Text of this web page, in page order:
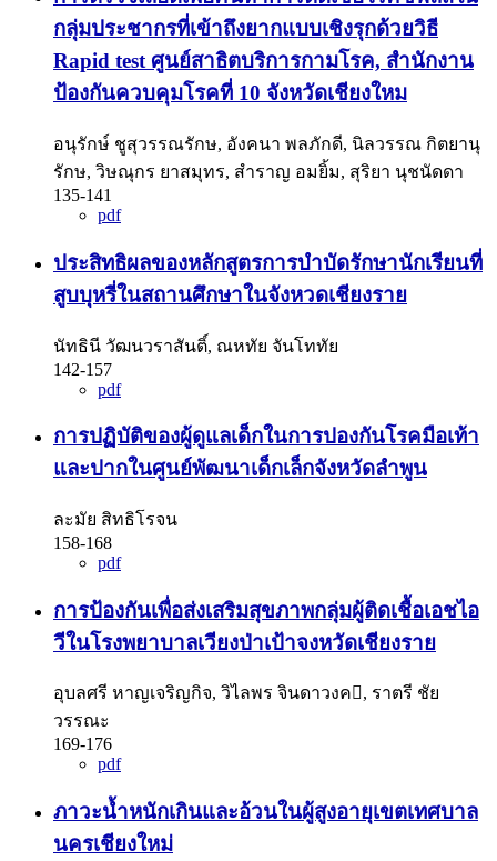
กลุ่มประชากรที่เข้าถึงยากแบบเชิงรุกด้วยวิธี
Rapid test ศูนย์สาธิตบริการกามโรค, สํานักงาน
ป้องกันควบคุมโรคที่ 10 จังหวัดเชียงใหม
อนุรักษ์ ชูสุวรรณรักษ, อังคนา พลภักดี, นิลวรรณ กิตยานุ
รักษ, วิษณุกร ยาสมุทร, สําราญ อมยิ้ม, สุริยา นุชนัดดา
135-141
pdf
ประสิทธิผลของหลักสูตรการบําบัดรักษานักเรียนที่
สูบบุหรี่ในสถานศึกษาในจังหวดเชียงราย
นัทธินี วัฒนวราสันติ์, ณหทัย จันโททัย
142-157
pdf
การปฏิบัติของผู้ดูแลเด็กในการปองกันโรคมือเท้า
และปากในศูนย์พัฒนาเด็กเล็กจังหวัดลําพูน
ละมัย สิทธิโรจน
158-168
pdf
การป้องกันเพื่อส่งเสริมสุขภาพกลุ่มผู้ติดเชื้อเอชไอ
วีในโรงพยาบาลเวียงป่าเป้าจงหวัดเชียงราย
อุบลศรี หาญเจริญกิจ, วิไลพร จินดาวงค, ราตรี ชัย
วรรณะ
169-176
pdf
ภาวะน้ำหนักเกินและอ้วนในผู้สูงอายุเขตเทศบาล
นครเชียงใหม่